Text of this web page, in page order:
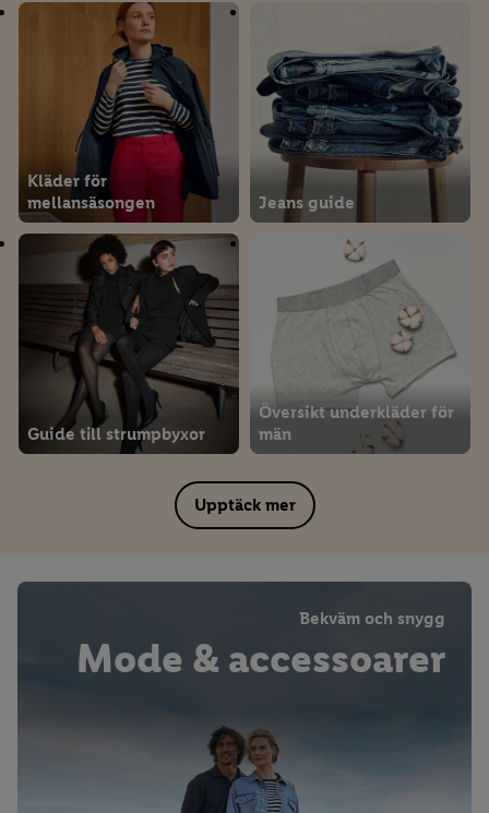
Kläder för
mellansäsongen
Jeans guide
Guide till strumpbyxor
Översikt underkläder för
män
Upptäck mer
Bekväm och snygg
Mode & accessoarer